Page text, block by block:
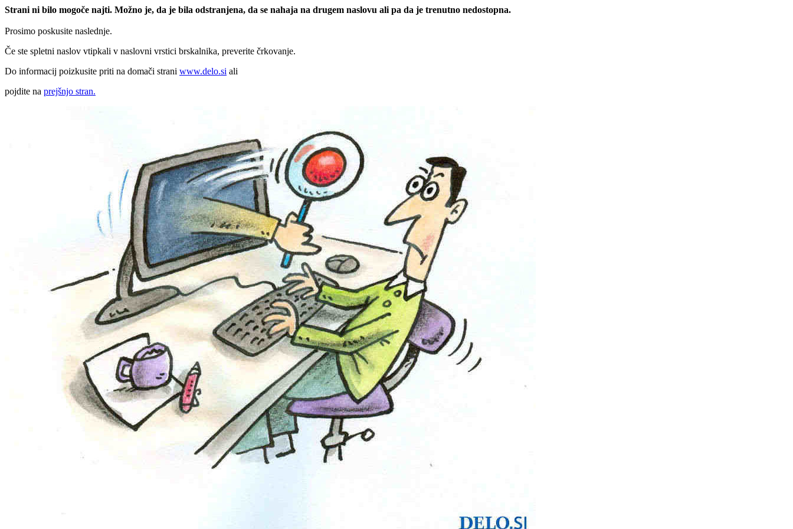
Strani ni bilo mogoče najti. Možno je, da je bila odstranjena, da se nahaja na drugem naslovu ali pa da je trenutno nedostopna.
Prosimo poskusite naslednje.
Če ste spletni naslov vtipkali v naslovni vrstici brskalnika, preverite črkovanje.
Do informacij poizkusite priti na domači strani www.delo.si ali
pojdite na prejšnjo stran.